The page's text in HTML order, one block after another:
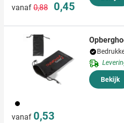
vanaf Normale prijs
0,88 Speciale prijs
0,45
001
vanaf 0,53
Bekijk